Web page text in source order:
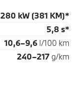
280 kW (381 KM)*
5,8 s*
10,6–9,6 l/100 km
240–217 g/km